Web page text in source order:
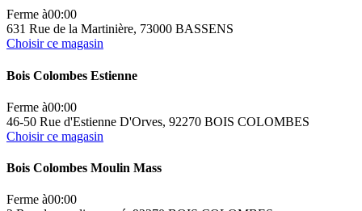
Ferme à00:00
631 Rue de la Martinière, 73000 BASSENS
Choisir ce magasin
Bois Colombes Estienne
Ferme à00:00
46-50 Rue d'Estienne D'Orves, 92270 BOIS COLOMBES
Choisir ce magasin
Bois Colombes Moulin Mass
Ferme à00:00